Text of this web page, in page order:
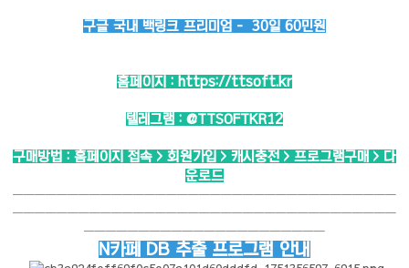
구글 국내 백링크 프리미엄 - 30일 60민원
홈페이지 : https://ttsoft.kr
텔레그램 : @TTSOFTKR12
구매방법 : 홈페이지 접속 > 회원가입 > 캐시충전 > 프로그램구매 > 다
운로드
───────────────────────────────────
───────────────────────────────────
──────────────────────
N카페 DB 추출 프로그램 안내